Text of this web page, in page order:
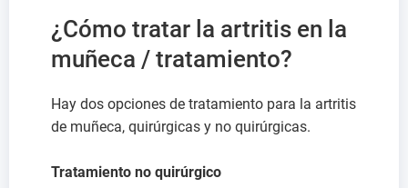
¿Cómo tratar la artritis en la
muñeca / tratamiento?
Hay dos opciones de tratamiento para la artritis
de muñeca, quirúrgicas y no quirúrgicas.
Tratamiento no quirúrgico